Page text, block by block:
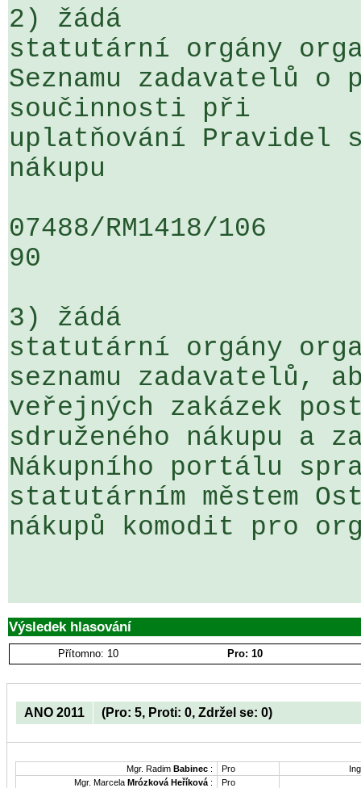
2) žádá
statutární orgány
Seznamu zadavatelů
součinnosti při
uplatňování Pravidel
nákupu
07488/RM1418/
90
3) žádá
statutární orgány
seznamu
veřejných zakázek
sdruženého nákupu
Nákupního portálu
statutárním městem
nákupů komodit pro
Výsledek hlasování
Přítomno: 10 Pro: 10
ANO 2011 (Pro: 5, Proti: 0, Zdržel se: 0)
Mgr. Radim Babinec : Pro
Mgr. Marcela Mrózková Heříková : Pro